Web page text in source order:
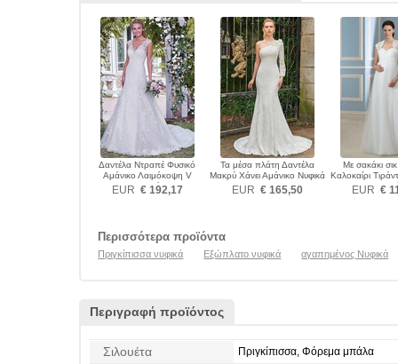
Δαντέλα Ντραπέ Φυσικό
Αμάνικο Λαιμόκοψη V
Νυφικά
EUR € 192,17
Τα μέσα πλάτη Δαντέλα
Μακρύ Χάνει Αμάνικο Νυφικά
EUR € 165,50
Με σακάκι
Καλοκαίρι
EUR €
Περισσότερα προϊόντα
Πριγκίπισσα νυφικά Εξώπλατο νυφικά αγαπημένος Νυφικά
Περιγραφή προϊόντος
Σιλουέτα Πριγκίπισσα, Φόρεμα μπάλα